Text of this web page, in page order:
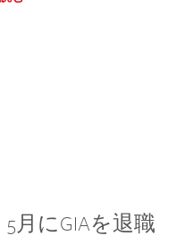
月にGIAを退職